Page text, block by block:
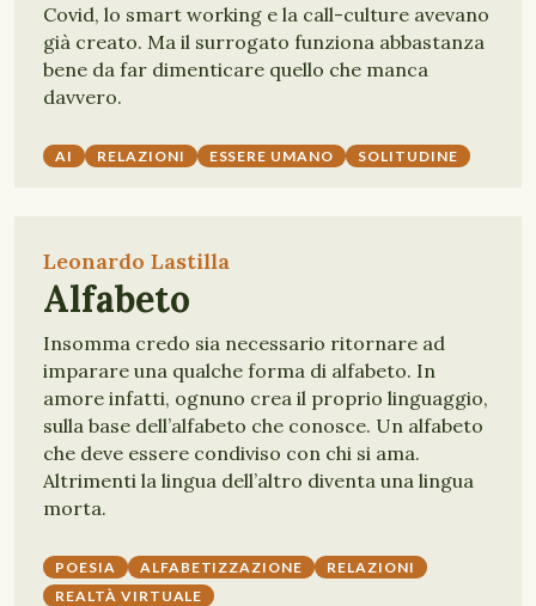
Covid, lo smart working e la call-culture avevano
già creato. Ma il surrogato funziona abbastanza
bene da far dimenticare quello che manca
davvero.
AI RELAZIONI ESSERE UMANO SOLITUDINE
Leonardo Lastilla
Alfabeto
Insomma credo sia necessario ritornare ad
imparare una qualche forma di alfabeto. In
amore infatti, ognuno crea il proprio linguaggio,
sulla base dell’alfabeto che conosce. Un alfabeto
che deve essere condiviso con chi si ama.
Altrimenti la lingua dell’altro diventa una lingua
morta.
POESIA ALFABETIZZAZIONE
RELAZIONI
REALTÀ VIRTUALE